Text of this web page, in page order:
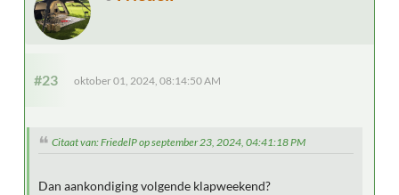
#23 oktober 01, 2024, 08:14:50 AM
Citaat van: FriedelP op september 23, 2024, 04:41:18 PM
Dan aankondiging volgende klapweekend?